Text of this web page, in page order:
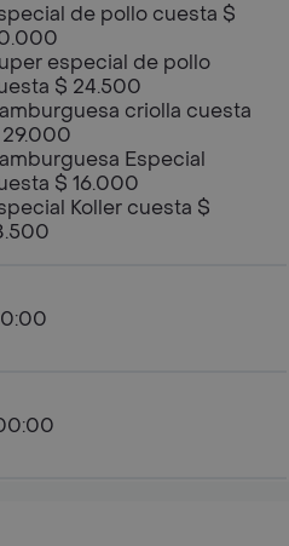
de pollo cuesta $
especial de pollo
$ 24.500
criolla cuesta
Especial
$ 16.000
Koller cuesta $